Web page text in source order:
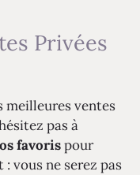
Privées
meilleures ventes
pas à
favorispour
vous ne serez pas